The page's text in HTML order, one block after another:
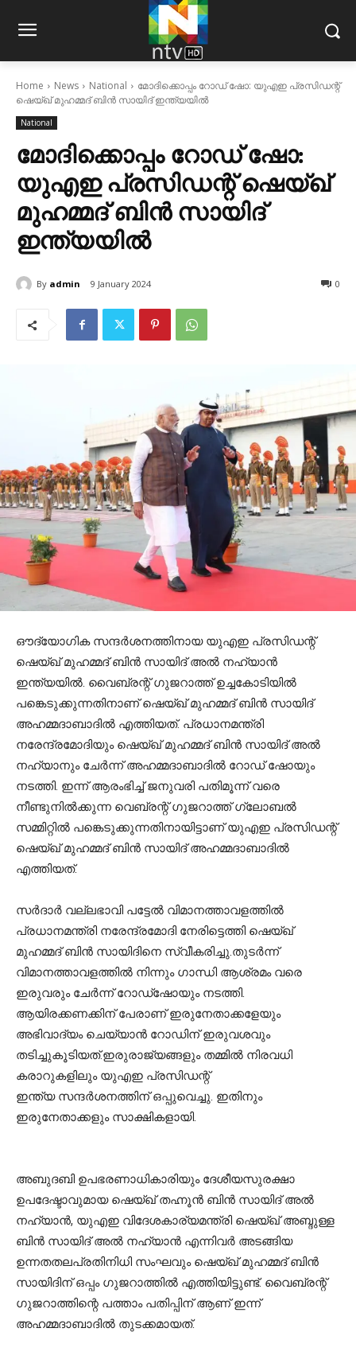
Home News National
മോദിക്കൊപ്പം റോഡ് ഷോ: യുഎഇ പ്രസിഡന്റ്
ഷെയ്ഖ് മുഹമ്മദ് ബിന്‍ സായിദ് ഇന്ത്യയില്‍
National
മോദിക്കൊപ്പം റോഡ് ഷോ:
യുഎഇ പ്രസിഡന്റ് ഷെയ്ഖ്
മുഹമ്മദ് ബിന്‍ സായിദ്
ഇന്ത്യയില്‍
By admin 9 January 2024 0
ഔദ്യോഗിക സന്ദര്‍ശനത്തിനായ യുഎഇ പ്രസിഡന്റ്
ഷെയ്ഖ് മുഹമ്മദ് ബിന്‍ സായിദ് അല്‍ നഹ്യാന്‍
ഇന്ത്യയില്‍. വൈബ്രന്റ് ഗുജറാത്ത് ഉച്ചകോടിയില്‍
പങ്കെടുക്കുന്നതിനാണ് ഷെയ്ഖ് മുഹമ്മദ് ബിന്‍ സായിദ്
അഹമ്മദാബാദില്‍ എത്തിയത്. പ്രധാനമന്ത്രി
നരേന്ദ്രമോദിയും ഷെയ്ഖ് മുഹമ്മദ് ബിന്‍ സായിദ് അല്‍
നഹ്യാനും ചേര്‍ന്ന് അഹമ്മദാബാദില്‍ റോഡ് ഷോയും
നടത്തി. ഇന്ന് ആരംഭിച്ച് ജനുവരി പതിമൂന്ന് വരെ
നീണ്ടുനില്‍ക്കുന്ന വെബ്രന്റ് ഗുജറാത്ത് ഗ്ലോബല്‍
സമ്മിറ്റില്‍ പങ്കെടുക്കുന്നതിനായിട്ടാണ് യുഎഇ പ്രസിഡന്റ്
ഷെയ്ഖ് മുഹമ്മദ് ബിന്‍ സായിദ് അഹമ്മദാബാദില്‍
എത്തിയത്.
സര്‍ദാര്‍ വല്ലഭാവി പട്ടേല്‍ വിമാനത്താവളത്തില്‍
പ്രധാനമന്ത്രി നരേന്ദ്രമോദി നേരിട്ടെത്തി ഷെയ്ഖ്
മുഹമ്മദ് ബിന്‍ സായിദിനെ സ്വീകരിച്ചു.തുടര്‍ന്ന്
വിമാനത്താവളത്തില്‍ നിന്നും ഗാന്ധി ആശ്രമം വരെ
ഇരുവരും ചേര്‍ന്ന് റോഡ്‌ഷോയും നടത്തി.
ആയിരക്കണക്കിന് പേരാണ് ഇരുനേതാക്കളേയും
അഭിവാദ്യം ചെയ്യാന്‍ റോഡിന് ഇരുവശവും
തടിച്ചുകൂടിയത്.ഇരുരാജ്യങ്ങളും തമ്മില്‍ നിരവധി
കരാറുകളിലും യുഎഇ പ്രസിഡന്റ്
ഇന്ത്യ സന്ദര്‍ശനത്തിന് ഒപ്പുവെച്ചു. ഇതിനും
ഇരുനേതാക്കളും സാക്ഷികളായി.
അബുദബി ഉപഭരണാധികാരിയും ദേശീയസുരക്ഷാ
ഉപദേഷ്ടാവുമായ ഷെയ്ഖ് തഹ്നൂന്‍ ബിന്‍ സായിദ് അല്‍
നഹ്യാന്‍, യുഎഇ വിദേശകാര്യമന്ത്രി ഷെയ്ഖ് അബ്ദുള്ള
ബിന്‍ സായിദ് അല്‍ നഹ്യാന്‍ എന്നിവര്‍ അടങ്ങിയ
ഉന്നതതലപ്രതിനിധി സംഘവും ഷെയ്ഖ് മുഹമ്മദ് ബിന്‍
സായിദിന് ഒപ്പം ഗുജറാത്തില്‍ എത്തിയിട്ടുണ്ട്. വൈബ്രന്റ്
ഗുജറാത്തിന്റെ പത്താം പതിപ്പിന് ആണ് ഇന്ന്
അഹമ്മദാബാദില്‍ തുടക്കമായത്.